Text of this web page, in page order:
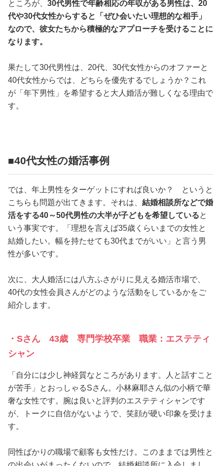
ところが、 30代男性で年齢相応の年収がある男性は、20
代や30代女性からすると「ぜひ会いたい理想的な相手」
なので、彼女たちから積極的なアプローチを受けることに
なります。
果たして30代男性は、20代、30代女性からのオファーと
40代女性からでは、どちらを優先するでしょうか？これ
が「年下男性」を希望すると大人婚活が難しくなる理由で
す。
■40代女性の婚活事例
では、年上男性をターゲットにすれば良いか？ というと
こちらも問題が出てきます。それは、 結婚相談所などで婚
活をする40～50代男性の大半が子どもを希望していると
いう事実です。「理想を言えば35歳くらいまでの女性と
結婚したい。幅を持たせても30代までがいい」と言う男
性が多いです。
次に、大人婚活には八方ふさがりに見える婚活市場で、
40代の女性会員さんがどのような活動をしているかをご
紹介します。
・Sさん 43歳 専門学校卒業 職業：エステティ
シャン
「自分には少し神経質なところがあります。人と話すこと
が苦手」とおっしゃるSさん。小林麻耶さん似の小柄で華
奢な女性です。腕は良いと評判のエステティシャンです
が、トークに自信がないようで、笑顔が硬い印象を受けま
す。
同性ばかりの職場で顧客も女性だけ。このままでは男性と